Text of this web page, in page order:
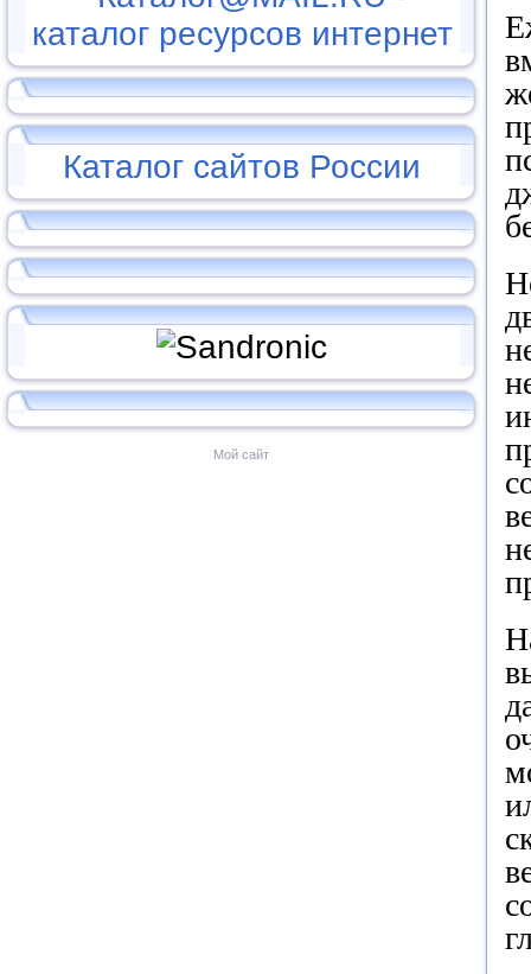
Каталог сайтов России
Мой сайт